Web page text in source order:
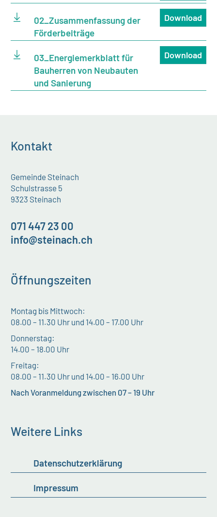
02_Zusammenfassung der
Förderbeiträge
Download
03_Energiemerkblatt für
Bauherren von Neubauten
und Sanierung
Download
Kontakt
Gemeinde Steinach
Schulstrasse 5
9323 Steinach
071 447 23 00
info@steinach.ch
Öffnungszeiten
Montag bis Mittwoch:
08.00 – 11.30 Uhr und 14.00 – 17.00 Uhr
Donnerstag:
14.00 – 18.00 Uhr
Freitag:
08.00 – 11.30 Uhr und 14.00 – 16.00 Uhr
Nach Voranmeldung zwischen 07 – 19 Uhr
Weitere Links
Datenschutzerklärung
Impressum